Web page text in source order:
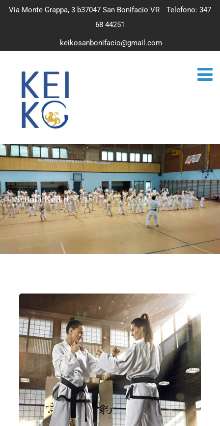
Via Monte Grappa, 3 b37047 San Bonifacio VR
Telefono: 347
68 44251
keikosanbonifacio@gmail.com
Scuola Keiko